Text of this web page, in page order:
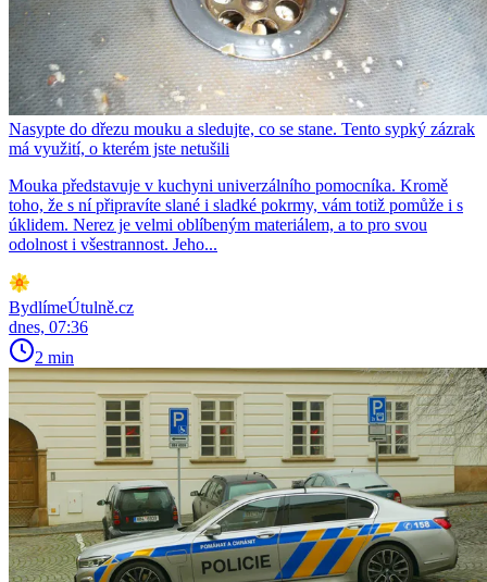
Nasypte do dřezu mouku a sledujte, co se stane. Tento sypký zázrak
má využití, o kterém jste netušili
Mouka představuje v kuchyni univerzálního pomocníka. Kromě
toho, že s ní připravíte slané i sladké pokrmy, vám totiž pomůže i s
úklidem. Nerez je velmi oblíbeným materiálem, a to pro svou
odolnost i všestrannost. Jeho...
BydlímeÚtulně.cz
dnes, 07:36
2 min